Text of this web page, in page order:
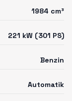
1984 cm³
221 kW (301 PS)
Benzin
Automatik